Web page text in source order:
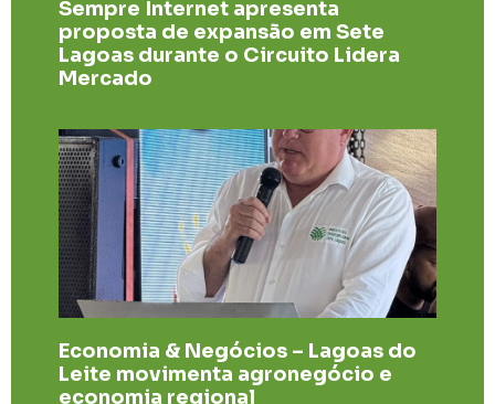
Sempre Internet apresenta
proposta de expansão em Sete
Lagoas durante o Circuito Lidera
Mercado
Economia & Negócios – Lagoas do
Leite movimenta agronegócio e
economia regional